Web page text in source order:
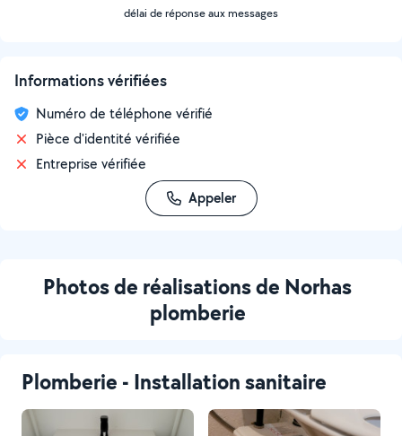
délai de réponse aux messages
Informations vérifiées
Numéro de téléphone vérifié
Pièce d'identité vérifiée
Entreprise vérifiée
Appeler
Photos de réalisations de Norhas
plomberie
Plomberie - Installation sanitaire